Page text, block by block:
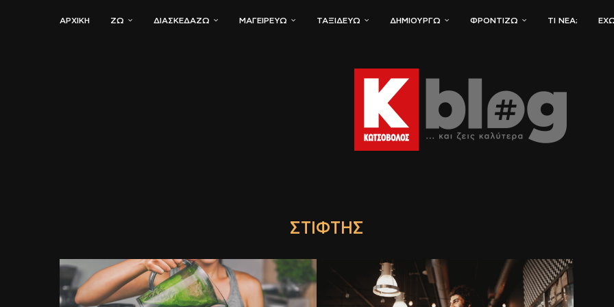
ΑΡΧΙΚΗ ΖΏ ΔΙΑΣΚΕΔΆΖΩ ΜΑΓΕΙΡΕΎΩ ΤΑΞΙΔΕΎΩ ΔΗΜΙΟΥΡΓΏ ΦΡΟΝΤΊΖΩ ΤΙ ΝΈΑ;
ΣΤΊΦΤΗΣ